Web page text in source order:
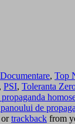
Documentare, Top
, PSI, Toleranta
de
ortrackback from